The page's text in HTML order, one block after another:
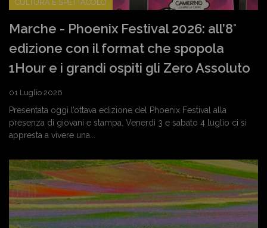
CULTURA E SPETTACOLO
Marche - Phoenix Festival 2026: all’8°
edizione con il format che spopola
1Hour e i grandi ospiti gli Zero Assoluto
01 Luglio 2026
Presentata oggi l’ottava edizione del Phoenix Festival alla
presenza di giovani e stampa. Venerdì 3 e sabato 4 luglio ci si
appresta a vivere una...